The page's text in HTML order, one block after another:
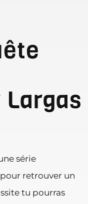
série
retrouver un
tu pourras